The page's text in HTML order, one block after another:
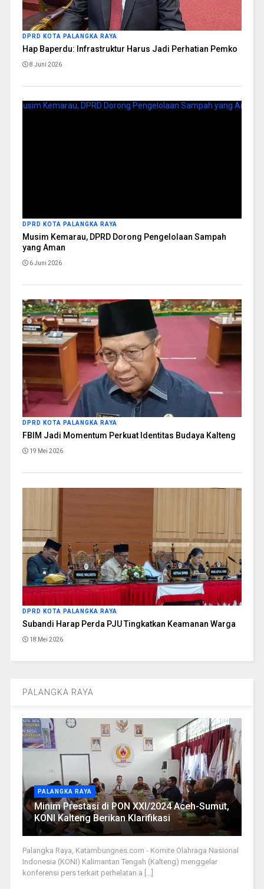
DPRD KOTA PALANGKA RAYA
Hap Baperdu: Infrastruktur Harus Jadi Perhatian Pemko
8 Juni 2026
DPRD KOTA PALANGKA RAYA
Musim Kemarau, DPRD Dorong Pengelolaan Sampah
yang Aman
6 Juni 2026
DPRD KOTA PALANGKA RAYA
FBIM Jadi Momentum Perkuat Identitas Budaya Kalteng
19 Mei 2026
DPRD KOTA PALANGKA RAYA
Subandi Harap Perda PJU Tingkatkan Keamanan Warga
18 Mei 2026
PALANGKA RAYA
PALANGKA RAYA
Minim Prestasi di PON XXI/2024 Aceh-Sumut,
KONI Kalteng Berikan Klarifikasi
Palangka Raya, Katambungnes.com - Komite Olahraga Nasional
Indonesia (KONI) Kalimantan Tengah (Kalteng) menggelar
konferensi pers terkait perhelatan a [...]